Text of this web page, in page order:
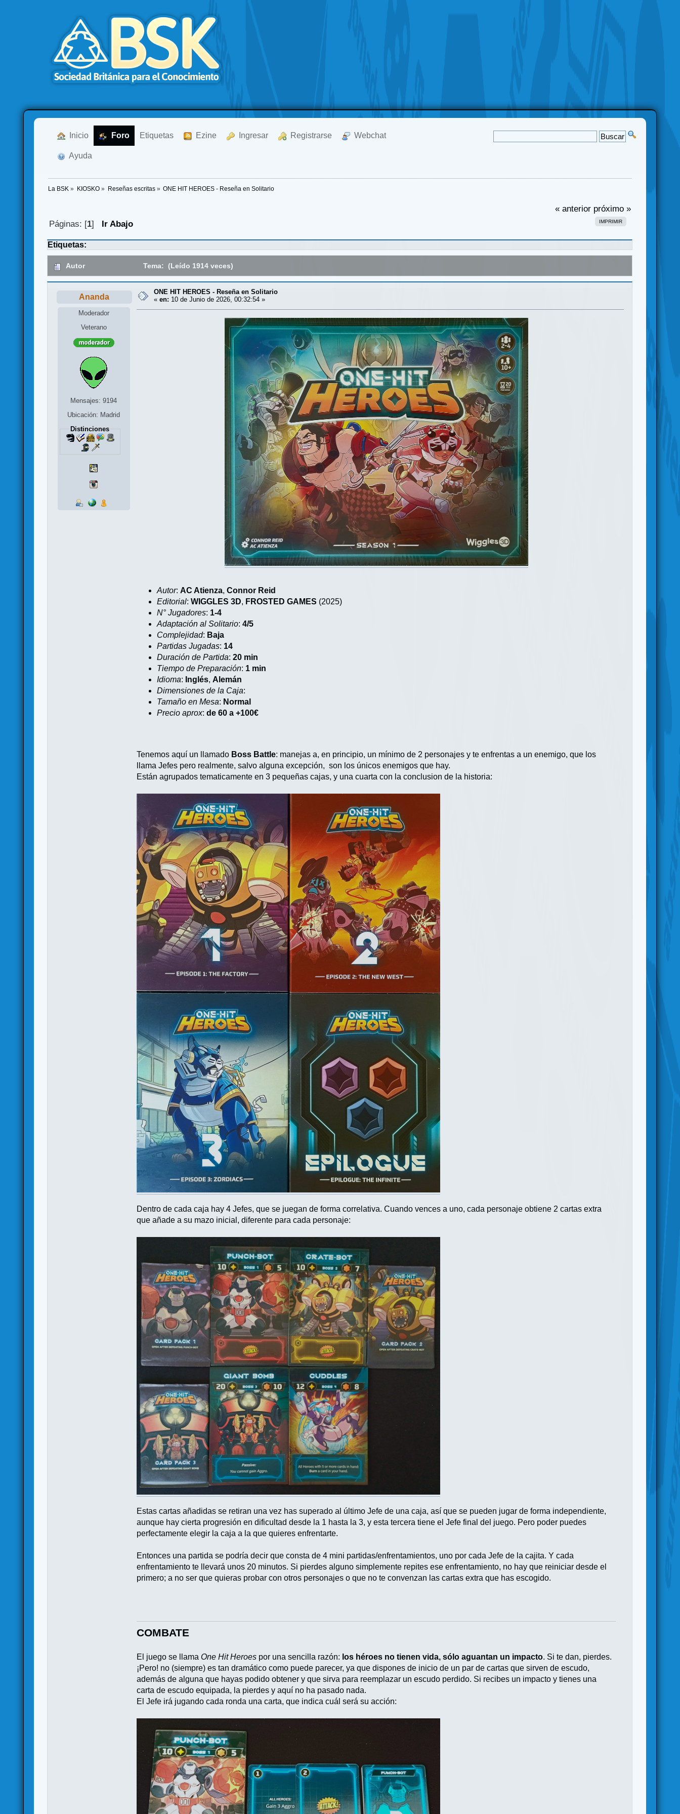
Inicio Foro Etiquetas Ezine Ingresar Registrarse Webchat
Ayuda
La BSK » KIOSKO» Reseñas escritas» ONE HIT HEROES - Reseña en Solitario
« anterior próximo »
IMPRIMIR
Páginas: [1] Ir Abajo
Etiquetas:
Autor Tema: (Leído 1914 veces)
Ananda
Moderador
Veterano
Mensajes: 9194
Ubicación: Madrid
Distinciones
ONE HIT HEROES - Reseña en Solitario
«en: 10 de Junio de 2026, 00:32:54 »
Autor: AC Atienza,Connor Reid
Editorial:WIGGLES 3D, FROSTED GAMES (2025)
N° Jugadores: 1-4
Adaptación al Solitario:4/5
Complejidad: Baja
Partidas Jugadas: 14
Duración de Partida:20 min
Tiempo de Preparación: 1 min
Idioma: Inglés, Alemán
Dimensiones de la Caja:
Tamaño en Mesa: Normal
Precio aprox:de 60 a +100€
Tenemos aquí un llamado Boss Battle: manejas a, en principio, un mínimo de 2 personajes y te enfrentas a un enemigo, que los
llama Jefes pero realmente, salvo alguna excepción, son los únicos enemigos que hay.
Están agrupados tematicamente en 3 pequeñas cajas, y una cuarta con la conclusion de la historia:
Dentro de cada caja hay 4 Jefes, que se juegan de forma correlativa. Cuando vences a uno, cada personaje obtiene 2 cartas extra
que añade a su mazo inicial, diferente para cada personaje:
Estas cartas añadidas se retiran una vez has superado al último Jefe de una caja, así que se pueden jugar de forma independiente,
aunque hay cierta progresión en dificultad desde la 1 hasta la 3, y esta tercera tiene el Jefe final del juego. Pero poder puedes
perfectamente elegir la caja a la que quieres enfrentarte.
Entonces una partida se podría decir que consta de 4 mini partidas/enfrentamientos, uno por cada Jefe de la cajita. Y cada
enfrentamiento te llevará unos 20 minutos. Si pierdes alguno simplemente repites ese enfrentamiento, no hay que reiniciar desde el
primero; a no ser que quieras probar con otros personajes o que no te convenzan las cartas extra que has escogido.
COMBATE
El juego se llama One Hit Heroes por una sencilla razón: los héroes no tienen vida, sólo aguantan un impacto. Si te dan, pierdes.
¡Pero! no (siempre) es tan dramático como puede parecer, ya que dispones de inicio de un par de cartas que sirven de escudo,
además de alguna que hayas podido obtener y que sirva para reemplazar un escudo perdido. Si recibes un impacto y tienes una
carta de escudo equipada, la pierdes y aquí no ha pasado nada.
El Jefe irá jugando cada ronda una carta, que indica cuál será su acción: